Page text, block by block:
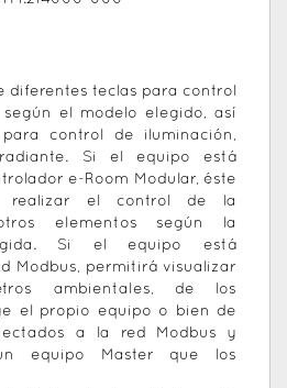
diferentes teclas para control
el modelo elegido, así
control de iluminación,
Si el equipo está
e-Room Modular, éste
realizar el control de la
elementos según la
Si el equipo está
Modbus, permitirá visualizar
ambientales, de los
el propio equipo o bien de
a la red Modbus y
equipo Master que los